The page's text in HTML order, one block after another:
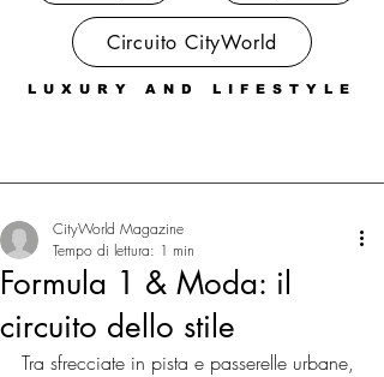
LUXURY AND LIFESTYLE
Circuito CityWorld
Formula 1 & Moda: il
circuito dello stile
CityWorld Magazine
Tempo di lettura: 1 min
Tra sfrecciate in pista e passerelle urbane,